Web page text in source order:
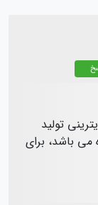
تولید
می باشد، برای